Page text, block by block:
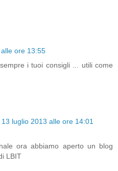
ore 13:55
i tuoi consigli ... utili come
13 luglio 2013 alle ore 14:01
ora abbiamo aperto un blog
LBIT